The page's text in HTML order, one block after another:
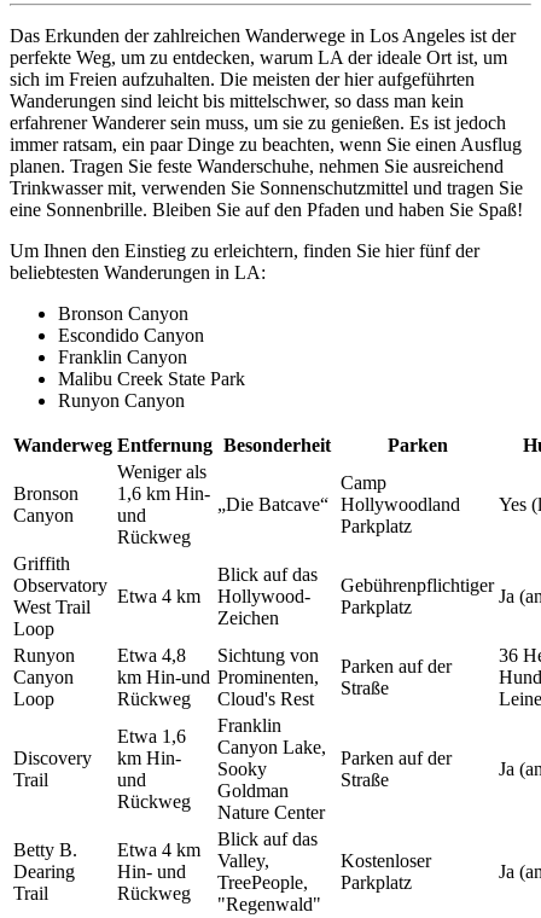
Das Erkunden der zahlreichen Wanderwege in Los Angeles ist der
perfekte Weg, um zu entdecken, warum LA der ideale Ort ist, um
sich im Freien aufzuhalten. Die meisten der hier aufgeführten
Wanderungen sind leicht bis mittelschwer, so dass man kein
erfahrener Wanderer sein muss, um sie zu genießen. Es ist jedoch
immer ratsam, ein paar Dinge zu beachten, wenn Sie einen Ausflug
planen. Tragen Sie feste Wanderschuhe, nehmen Sie ausreichend
Trinkwasser mit, verwenden Sie Sonnenschutzmittel und tragen Sie
eine Sonnenbrille. Bleiben Sie auf den Pfaden und haben Sie Spaß!
Um Ihnen den Einstieg zu erleichtern, finden Sie hier fünf der
beliebtesten Wanderungen in LA:
Bronson Canyon
Escondido Canyon
Franklin Canyon
Malibu Creek State Park
Runyon Canyon
Wanderweg Entfernung Besonderheit Parken
Bronson
Canyon
Weniger als
1,6 km Hin-
und
Rückweg
„Die Batcave“
Camp
Hollywoodland
Parkplatz
Yes
Griffith
Observatory
West Trail
Loop
Etwa 4 km
Blick auf das
Hollywood-
Zeichen
Gebührenpflichtiger
Parkplatz
Ja
Runyon
Canyon
Loop
Etwa 4,8
km Hin-und
Rückweg
Sichtung von
Prominenten,
Cloud's Rest
Parken auf der
Straße
36
Discovery
Trail
Etwa 1,6
km Hin-
und
Rückweg
Franklin
Canyon Lake,
Sooky
Goldman
Nature Center
Parken auf der
Straße
Ja
Betty B.
Dearing
Trail
Etwa 4 km
Hin- und
Rückweg
Blick auf das
Valley,
TreePeople,
"Regenwald"
Kostenloser
Parkplatz
Ja